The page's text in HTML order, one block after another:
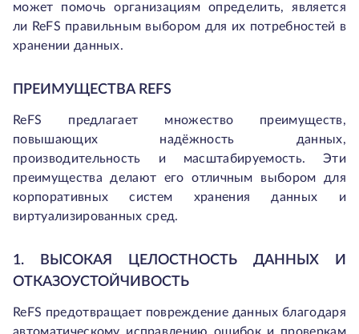
может помочь организациям определить, является
ли ReFS правильным выбором для их потребностей в
хранении данных.
ПРЕИМУЩЕСТВА REFS
ReFS предлагает множество преимуществ,
повышающих надёжность данных,
производительность и масштабируемость. Эти
преимущества делают его отличным выбором для
корпоративных систем хранения данных и
виртуализированных сред.
1. ВЫСОКАЯ ЦЕЛОСТНОСТЬ ДАННЫХ И
ОТКАЗОУСТОЙЧИВОСТЬ
ReFS предотвращает повреждение данных благодаря